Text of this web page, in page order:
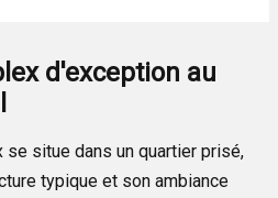
d'exception au
se situe dans un quartier prisé,
typique et son ambiance